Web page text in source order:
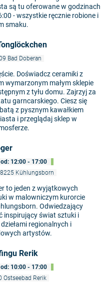
są tu oferowane w godzinach
- wszystkie ręcznie robione i
smaku.
Bad Doberan
Doświadcz ceramiki z
wymarzonym małym sklepie
z tyłu domu. Zajrzyj za
garncarskiego. Ciesz się
z pysznym kawałkiem
i przeglądaj sklep w
12:00 - 17:00
Kühlungsborn
to jeden z wyjątkowych
w malowniczym kurorcie
Odwiedzający
inspirujący świat sztuki i
regionalnych i
artystów.
Rerik
10:00 - 17:00
Ostseebad Rerik